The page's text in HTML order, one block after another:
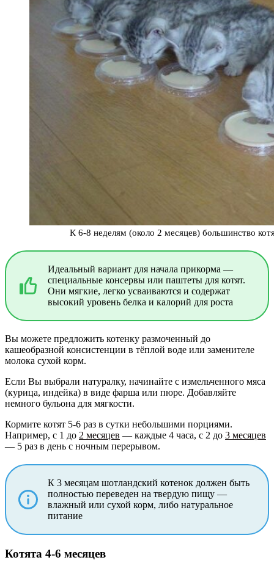
К 6-8 неделям (около 2 месяцев) большинство
Идеальный вариант для начала прикорма —
специальные консервы или паштеты для котят.
Они мягкие, легко усваиваются и содержат
высокий уровень белка и калорий для роста
Вы можете предложить котенку размоченный до
кашеобразной консистенции в тёплой воде или заменителе
молока сухой корм.
Если Вы выбрали натуралку, начинайте с измельченного мяса
(курица, индейка) в виде фарша или пюре. Добавляйте
немного бульона для мягкости.
Кормите котят 5-6 раз в сутки небольшими порциями.
Например, с 1 до 2 месяцев — каждые 4 часа, с 2 до 3 месяцев
— 5 раз в день с ночным перерывом.
К 3 месяцам шотландский котенок должен быть
полностью переведен на твердую пищу —
влажный или сухой корм, либо натуральное
питание
Котята 4-6 месяцев